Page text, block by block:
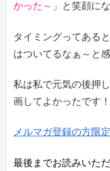
かった～ 」と笑顔に
タイミングってある
はついてるなぁ～と
私は私で元気の後押
画してよかったです
メルマガ登録の方限
最後までお読みいた